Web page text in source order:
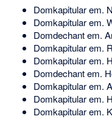
Domkapitular em.
Domkapitular em.
Domdechant em.
Domkapitular em.
Domkapitular em.
Domdechant em.
Domkapitular em.
Domkapitular em.
Domkapitular em.